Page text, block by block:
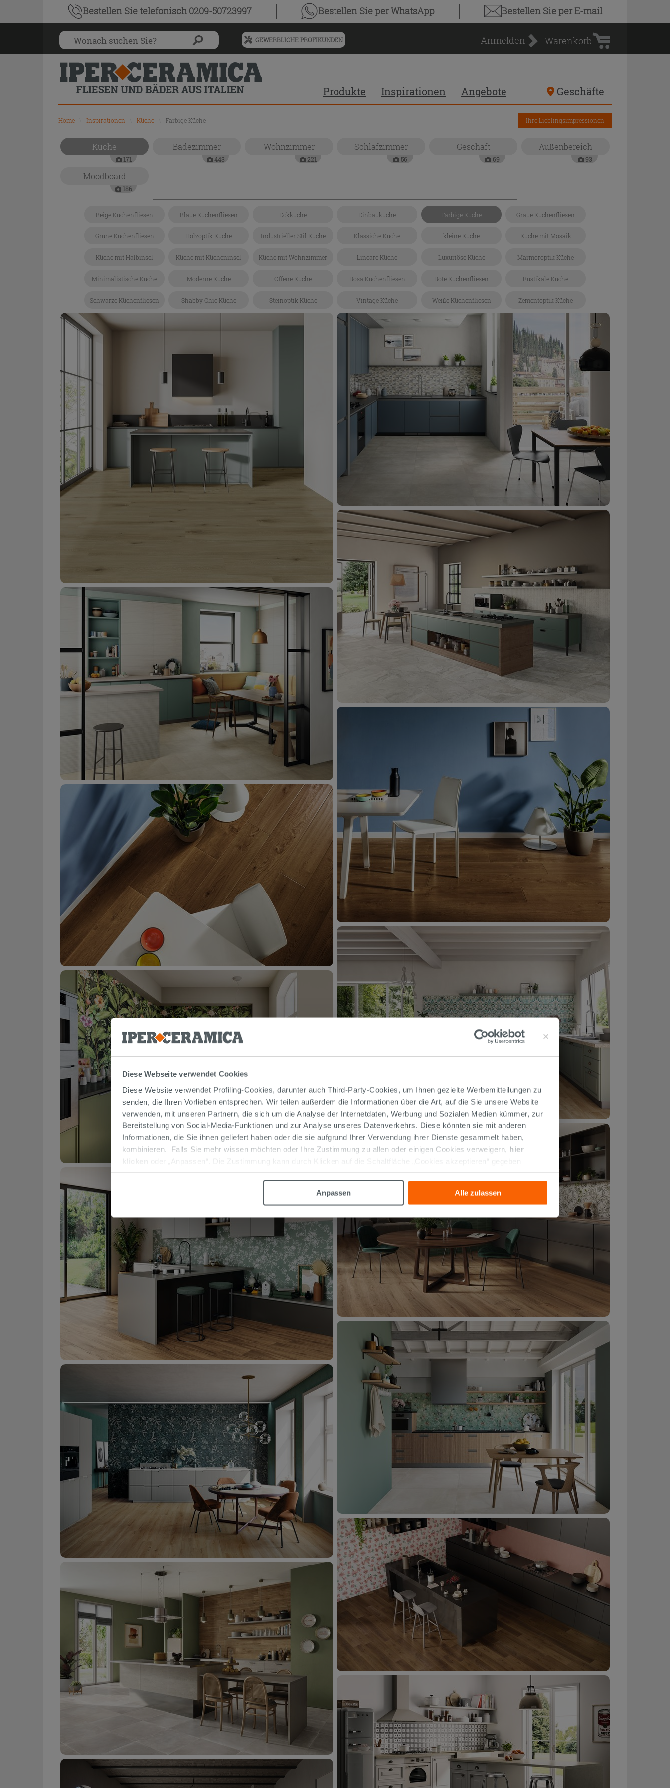
Diese Webseite verwendet Cookies
Diese Website verwendet Profiling-Cookies, darunter auch Third-Party-Cookies, um Ihnen gezielte Werbemitteilungen zu
senden, die Ihren Vorlieben entsprechen. Wir teilen außerdem die Informationen über die Art, auf die Sie unsere Website
verwenden, mit unseren Partnern, die sich um die Analyse der Internetdaten, Werbung und Sozialen Medien kümmer, zur
Bereitstellung von Social-Media-Funktionen und zur Analyse unseres Datenverkehrs. Diese könnten sie mit anderen
Informationen, die Sie ihnen geliefert haben oder die sie aufgrund Ihrer Verwendung ihrer Dienste gesammelt haben,
kombinieren. Falls Sie mehr wissen möchten oder Ihre Zustimmung zu allen oder einigen Cookies verweigern, hier
klicken
oder „Anpassen“. Die Zustimmung kann durch Klicken auf die Schaltfläche „Cookies akzeptieren“ gegeben
werden. Wenn Sie auf die Schaltfläche "X" klicken, können Sie das Surfen erst nach der Installation der technischen
Anpassen
Alle zulassen
Bestellen Sietelefonisch 0209-50723997 Bestellen Sieper WhatsApp Bestellen Sieper E-mail
Menü
für
vorgeschlagenen
Siteinhalt
und
Suchprotokoll
GEWERBLICHE PROFIKUNDEN Anmelden
Warenkorb
Warenkorb
Produkte Inspirationen Angebote Geschäfte
Home Inspirationen Küche Farbige Küche Ihre Lieblingsimpressionen
Küche
171
Badezimmer
443
Wohnzimmer
221
Schlafzimmer
56
Geschäft
69
Außenbereich
93
Moodboard
186
Beige Küchenfliesen Blaue Küchenfliesen Eckküche Einbauküche Farbige Küche Graue Küchenfliesen
Grüne Küchenfliesen Holzoptik Küche Industrieller Stil Küche Klassiche Küche kleine Küche Kuche mit Mosaik
Küche mit Halbinsel Küche mit Kücheninsel Küche mit Wohnzimmer Lineare Küche Luxuriöse Küche Marmoroptik Küche
Minimalistische Küche Moderne Küche Offene Küche Rosa Küchenfliesen Rote Küchenfliesen Rustikale Küche
Schwarze Küchenfliesen Shabby Chic Küche Steinoptik Küche Vintage Küche Weiße Küchenfliesen Zementoptik Küche